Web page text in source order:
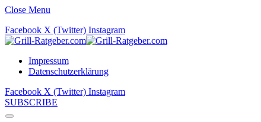
Close Menu
Facebook X (Twitter) Instagram
Impressum
Datenschutzerklärung
Facebook X (Twitter) Instagram
SUBSCRIBE